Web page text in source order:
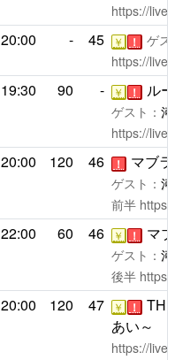
https://
20:00 - 45 ￥ ！
ゲス
https://
19:30 90 - ￥ ！ ル
ゲスト：
https://
20:00 120 46 ！ マブ
ゲスト：
前半
22:00 60 46 ￥ ！ マ
ゲスト：
後半
20:00 120 47 ￥ ！
あい～
https://